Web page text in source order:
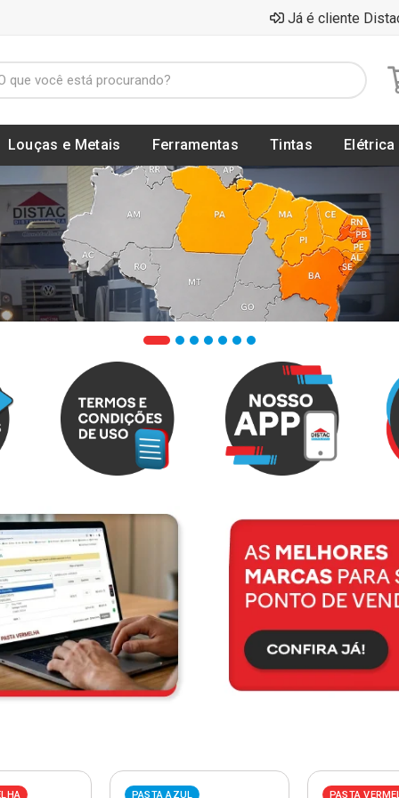
Já é cliente
Louças e Metais Ferramentas Tintas Elétrica
PASTA AZUL PASTA